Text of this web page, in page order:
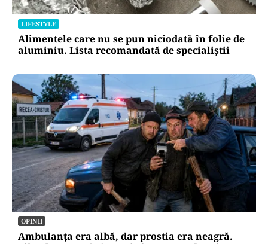
Vacanță cu mâinile pline de pământ. Campusul
unde telefonul pierde în fața unei roșii
adevărate
LIFESTYLE
Alimentele care nu se pun niciodată în folie de
aluminiu. Lista recomandată de specialiștii